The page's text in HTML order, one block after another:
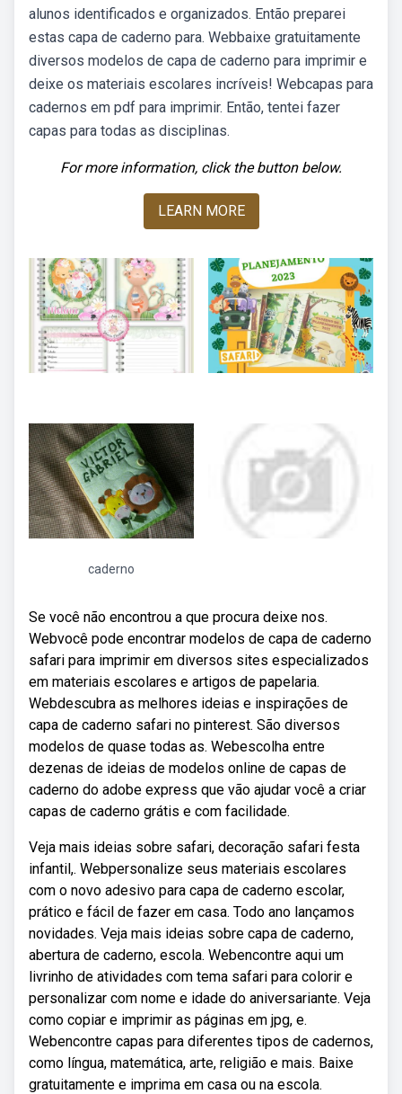
alunos identificados e organizados. Então preparei
estas capa de caderno para. Webbaixe gratuitamente
diversos modelos de capa de caderno para imprimir e
deixe os materiais escolares incríveis! Webcapas para
cadernos em pdf para imprimir. Então, tentei fazer
capas para todas as disciplinas.
For more information, click the button below.
LEARN MORE
caderno
Se você não encontrou a que procura deixe nos.
Webvocê pode encontrar modelos de capa de caderno
safari para imprimir em diversos sites especializados
em materiais escolares e artigos de papelaria.
Webdescubra as melhores ideias e inspirações de
capa de caderno safari no pinterest. São diversos
modelos de quase todas as. Webescolha entre
dezenas de ideias de modelos online de capas de
caderno do adobe express que vão ajudar você a criar
capas de caderno grátis e com facilidade.
Veja mais ideias sobre safari, decoração safari festa
infantil,. Webpersonalize seus materiais escolares
com o novo adesivo para capa de caderno escolar,
prático e fácil de fazer em casa. Todo ano lançamos
novidades. Veja mais ideias sobre capa de caderno,
abertura de caderno, escola. Webencontre aqui um
livrinho de atividades com tema safari para colorir e
personalizar com nome e idade do aniversariante. Veja
como copiar e imprimir as páginas em jpg, e.
Webencontre capas para diferentes tipos de cadernos,
como língua, matemática, arte, religião e mais. Baixe
gratuitamente e imprima em casa ou na escola.